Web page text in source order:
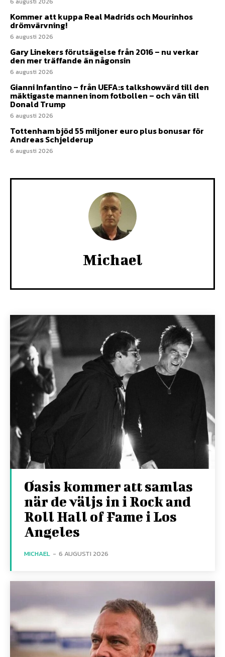
Kommer att kuppa Real Madrids och Mourinhos
drömvärvning!
6 augusti 2026
Gary Linekers förutsägelse från 2016 – nu verkar
den mer träffande än någonsin
6 augusti 2026
Gianni Infantino – från UEFA:s talkshowvärd till den
mäktigaste mannen inom fotbollen – och vän till
Donald Trump
6 augusti 2026
Tottenham bjöd 55 miljoner euro plus bonusar för
Andreas Schjelderup
6 augusti 2026
Michael
Oasis kommer att samlas
när de väljs in i Rock and
Roll Hall of Fame i Los
Angeles
MICHAEL - 6 AUGUSTI 2026